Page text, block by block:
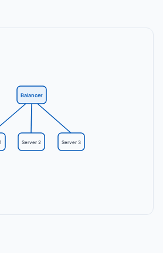
Balancer
Server 2 Server 3